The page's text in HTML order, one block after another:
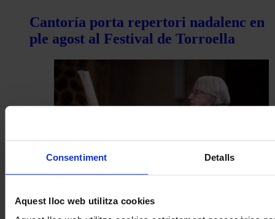
Consentiment Detalls
Aquest lloc web utilitza cookies
Cantoría porta repertori nadalenc en
ple agost al Festival de Torroella